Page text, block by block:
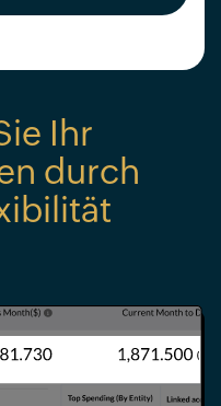
Ihr
durch